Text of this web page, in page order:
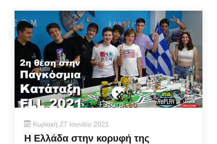
Κυριακή 27 Ιουνίου 2021
Η Ελλάδα στην κορυφή της